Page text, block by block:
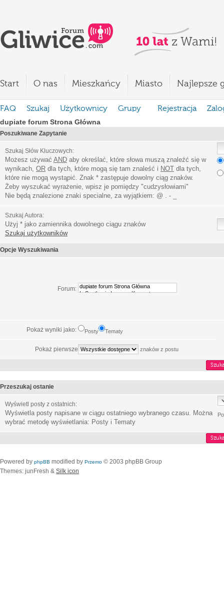
Start O nas Mieszkańcy Miasto Najlepsze
FAQ Szukaj Użytkownicy Grupy Rejestracja
dupiate forum Strona Główna
Poszukiwane Zapytanie
Szukaj Słów Kluczowych:
Możesz używać AND aby określać, które słowa muszą znaleźć się w
wynikach, OR dla tych, które mogą się tam znaleść i NOT dla tych,
które nie mogą wystąpić. Znak * zastępuje dowolny ciąg znaków.
Żeby wyszukać wyrażenie, wpisz je pomiędzy "cudzysłowiami"
Nie będą znalezione znaki specialne, za wyjątkiem: @ . - _
Szukaj Autora:
Użyj * jako zamiennika dowolnego ciągu znaków
Szukaj użytkowników
Opcje Wyszukiwania
Forum:
Pokaż wyniki jako: Posty Tematy
Pokaż pierwsze znaków z postu
Przeszukaj ostanie
Wyświetl posty z ostatnich:
Wyświetla posty napisane w ciągu ostatniego wybranego czasu. Można
wybrać metodę wyświetlania: Posty i Tematy
Powered by phpBB modified by Przemo © 2003 phpBB Group
Themes: junFresh & Silk icon